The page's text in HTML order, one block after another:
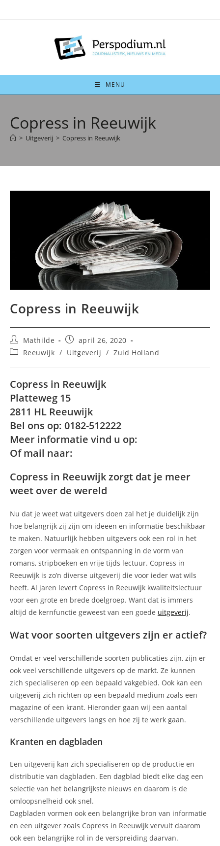
naar
MENU
Copress in Reeuwijk
> Uitgeverij > Copress in Reeuwijk
Copress in Reeuwijk
Bericht
auteur:
Mathilde
Bericht
gepubliceerd
op:
april 26, 2020
Berichtcategorie:
Reeuwijk / Uitgeverij / Zuid Holland
Copress in Reeuwijk
Platteweg 15
2811 HL Reeuwijk
Bel ons op: 0182-512222
Meer informatie vind u op:
Of mail naar:
Copress in Reeuwijk zorgt dat je meer
weet over de wereld
Nu dat je weet wat uitgevers doen zal het je duidelijk zijn
hoe belangrijk zij zijn om ideeën en informatie beschikbaar
te maken. Natuurlijk hebben uitgevers ook een rol in het
zorgen voor vermaak en ontspanning in de vorm van
romans, stripboeken en vrije tijds lectuur. Copress in
Reeuwijk is zo’n diverse uitgeverij die voor ieder wat wils
heeft. Al jaren levert Copress in Reeuwijk kwaliteitslectuur
voor een grote en brede doelgroep. Want dat is immers
altijd de kernfunctie geweest van een goede uitgeverij.
Wat voor soorten uitgevers zijn er actief?
Omdat er veel verschillende soorten publicaties zijn, zijn er
ook veel verschillende uitgevers op de markt. Ze kunnen
zich specialiseren op een bepaald vakgebied. Ook kan een
uitgeverij zich richten op een bepaald medium zoals een
magazine of een krant. Hieronder gaan wij een aantal
verschillende uitgevers langs en hoe zij te werk gaan.
Kranten en dagbladen
Een uitgeverij kan zich specialiseren op de productie en
distributie van dagbladen. Een dagblad biedt elke dag een
selectie van het belangrijkste nieuws en daarom is de
omloopsnelheid ook snel.
Dagbladen vormen ook een belangrijke bron van informatie
en een uitgever zoals Copress in Reeuwijk vervult daarom
ook een belangrijke rol in de verspreiding daarvan.